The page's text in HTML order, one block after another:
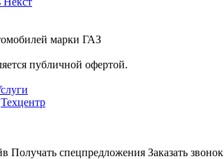
марки ГАЗ
публичной офертой.
Техцентр
Получать спецпредложения Заказать звонок